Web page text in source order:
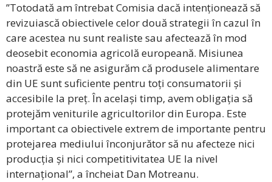
”Totodată am întrebat Comisia dacă intenționează să
revizuiască obiectivele celor două strategii în cazul în
care acestea nu sunt realiste sau afectează în mod
deosebit economia agricolă europeană. Misiunea
noastră este să ne asigurăm că produsele alimentare
din UE sunt suficiente pentru toți consumatorii și
accesibile la preț. În același timp, avem obligația să
protejăm veniturile agricultorilor din Europa. Este
important ca obiectivele extrem de importante pentru
protejarea mediului înconjurător să nu afecteze nici
producția și nici competitivitatea UE la nivel
internațional”, a încheiat Dan Motreanu.